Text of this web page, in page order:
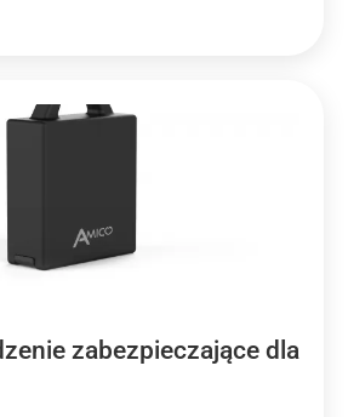
zabezpieczające dla